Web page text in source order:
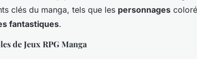
clés du manga, tels que les personnages
fantastiques.
de Jeux RPG Manga